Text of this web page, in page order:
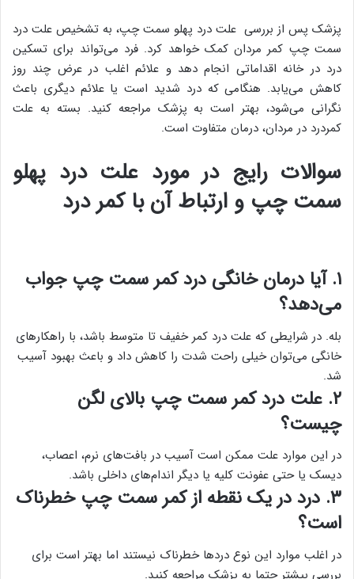
پزشک پس از بررسی علت درد پهلو سمت چپ، به تشخیص علت درد
سمت چپ کمر مردان کمک خواهد کرد. فرد می‌تواند برای تسکین
درد در خانه اقداماتی انجام دهد و علائم اغلب در عرض چند روز
کاهش می‌یابد. هنگامی که درد شدید است یا علائم دیگری باعث
نگرانی می‌شود، بهتر است به پزشک مراجعه کنید. بسته به علت
کمردرد در مردان، درمان متفاوت است.
سوالات رایج در مورد علت درد پهلو
سمت چپ و ارتباط آن با کمر درد
۱. آیا درمان خانگی درد کمر سمت چپ جواب
می‌دهد؟
بله. در شرایطی که علت درد کمر خفیف تا متوسط باشد، با راهکارهای
خانگی می‌توان خیلی راحت شدت را کاهش داد و باعث بهبود آسیب
شد.
۲. علت درد کمر سمت چپ بالای لگن
چیست؟
در این موارد علت ممکن است آسیب در بافت‌های نرم، اعصاب،
دیسک یا حتی عفونت کلیه یا دیگر اندام‌های داخلی باشد.
۳. درد در یک نقطه از کمر سمت چپ خطرناک
است؟
در اغلب موارد این نوع دردها خطرناک نیستند اما بهتر است برای
بررسی بیشتر حتما به پزشک مراجعه کنید.